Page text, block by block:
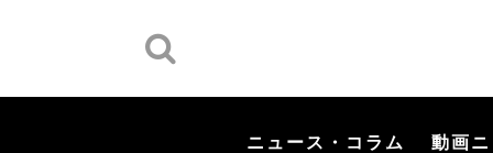
ニュース・コラム 動画